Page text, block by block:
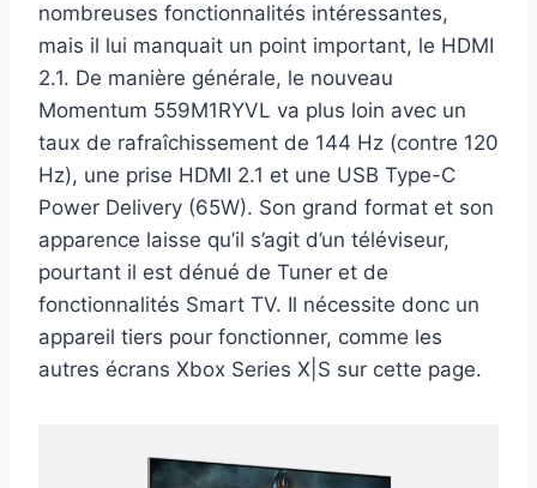
nombreuses fonctionnalités intéressantes,
mais il lui manquait un point important, le HDMI
2.1. De manière générale, le nouveau
Momentum 559M1RYVL va plus loin avec un
taux de rafraîchissement de 144 Hz (contre 120
Hz), une prise HDMI 2.1 et une USB Type-C
Power Delivery (65W). Son grand format et son
apparence laisse qu’il s’agit d’un téléviseur,
pourtant il est dénué de Tuner et de
fonctionnalités Smart TV. Il nécessite donc un
appareil tiers pour fonctionner, comme les
autres écrans Xbox Series X|S sur cette page.